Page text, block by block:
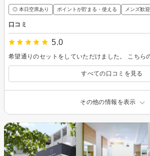
◎ 本日空席あり ポイントが貯まる・使える メンズ歓迎
口コミ
5.0
すべての口コミを見る
その他の情報を表示